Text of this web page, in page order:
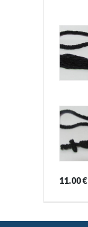
11.00€